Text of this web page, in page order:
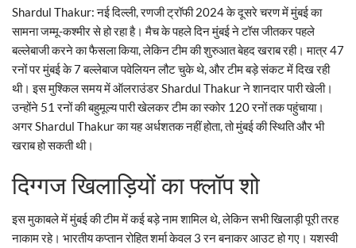
Shardul Thakur: नई दिल्ली, रणजी ट्रॉफी 2024 के दूसरे चरण में मुंबई का
सामना जम्मू-कश्मीर से हो रहा है। मैच के पहले दिन मुंबई ने टॉस जीतकर पहले
बल्लेबाजी करने का फैसला किया, लेकिन टीम की शुरुआत बेहद खराब रही। मात्र 47
रनों पर मुंबई के 7 बल्लेबाज पवेलियन लौट चुके थे, और टीम बड़े संकट में दिख रही
थी। इस मुश्किल समय में ऑलराउंडर Shardul Thakur ने शानदार पारी खेली।
उन्होंने 51 रनों की बहुमूल्य पारी खेलकर टीम का स्कोर 120 रनों तक पहुंचाया।
अगर Shardul Thakur का यह अर्धशतक नहीं होता, तो मुंबई की स्थिति और भी
खराब हो सकती थी।
दिग्गज खिलाड़ियों का फ्लॉप शो
इस मुकाबले में मुंबई की टीम में कई बड़े नाम शामिल थे, लेकिन सभी खिलाड़ी पूरी तरह
नाकाम रहे। भारतीय कप्तान रोहित शर्मा केवल 3 रन बनाकर आउट हो गए। यशस्वी